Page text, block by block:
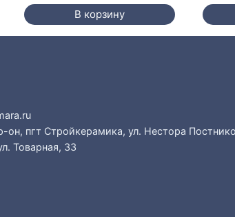
В корзину
пгт Стройкерамика, ул. Нестора
Товарная, 33